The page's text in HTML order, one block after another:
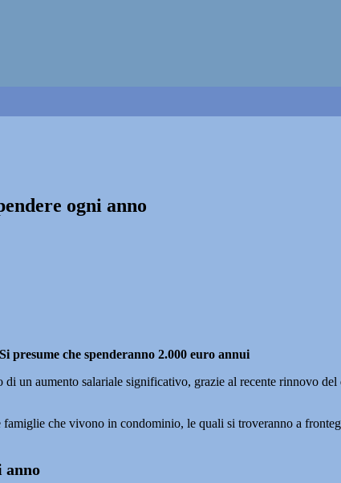
ogni anno
presume che spenderanno 2.000 euro annui
un aumento salariale significativo, grazie al recente rinnovo del
che vivono in condominio, le quali si troveranno a
anno